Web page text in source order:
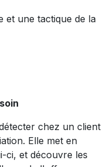
et une tactique de la
chez un client
Elle met en
ci, et découvre les